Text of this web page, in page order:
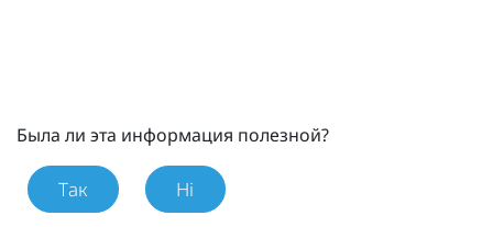
Была ли эта информация полезной?
Так Ні